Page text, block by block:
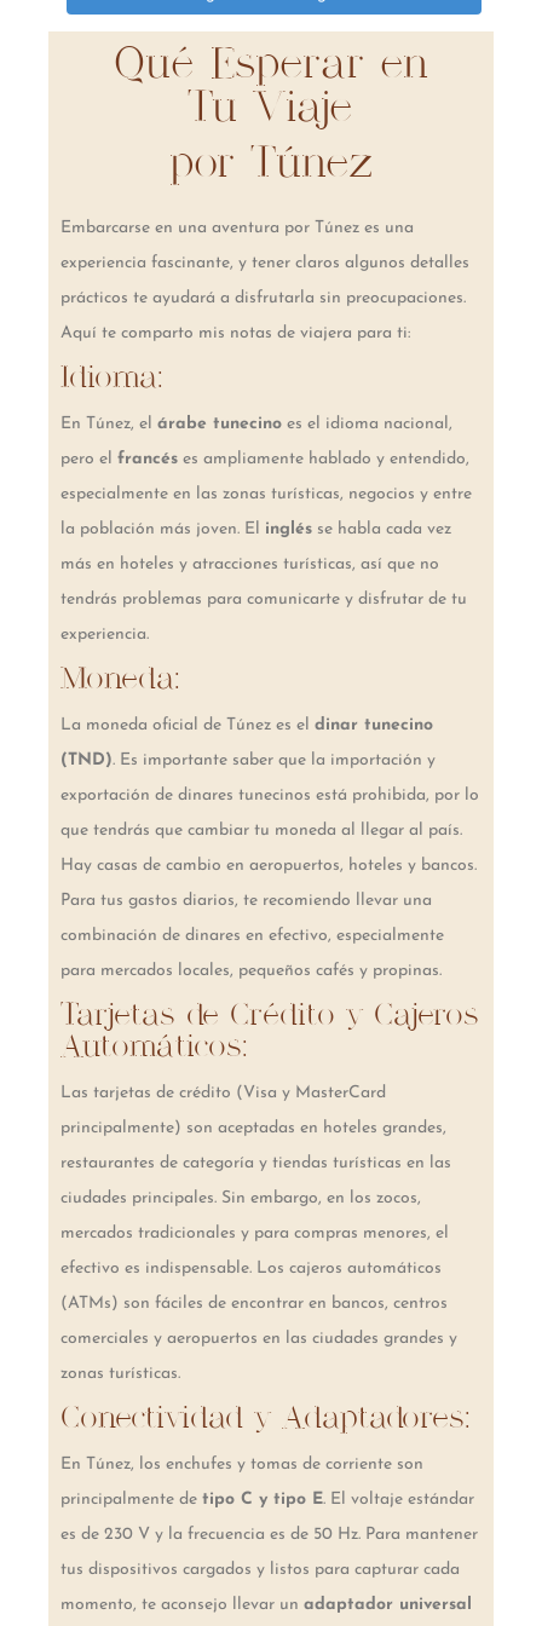
Qué Esperar en
Tu Viaje
por Túnez
Embarcarse en una aventura por Túnez es una
experiencia fascinante, y tener claros algunos detalles
prácticos te ayudará a disfrutarla sin preocupaciones.
Aquí te comparto mis notas de viajera para ti:
Idioma:
En Túnez, elárabe tunecino es el idioma nacional,
pero elfrancés es ampliamente hablado y entendido,
especialmente en las zonas turísticas, negocios y entre
la población más joven. El inglés se habla cada vez
más en hoteles y atracciones turísticas, así que no
tendrás problemas para comunicarte y disfrutar de tu
experiencia.
Moneda:
La moneda oficial de Túnez es eldinar tunecino
(TND). Es importante saber que la importación y
exportación de dinares tunecinos está prohibida, por lo
que tendrás que cambiar tu moneda al llegar al país.
Hay casas de cambio en aeropuertos, hoteles y bancos.
Para tus gastos diarios, te recomiendo llevar una
combinación de dinares en efectivo, especialmente
para mercados locales, pequeños cafés y propinas.
Tarjetas de Crédito y Cajeros
Automáticos:
Las tarjetas de crédito (Visa y MasterCard
principalmente) son aceptadas en hoteles grandes,
restaurantes de categoría y tiendas turísticas en las
ciudades principales. Sin embargo, en los zocos,
mercados tradicionales y para compras menores, el
efectivo es indispensable. Los cajeros automáticos
(ATMs) son fáciles de encontrar en bancos, centros
comerciales y aeropuertos en las ciudades grandes y
zonas turísticas.
Conectividad y Adaptadores:
En Túnez, los enchufes y tomas de corriente son
principalmente detipo C y tipo E. El voltaje estándar
es de 230 V y la frecuencia es de 50 Hz. Para mantener
tus dispositivos cargados y listos para capturar cada
momento, te aconsejo llevar unadaptador universal